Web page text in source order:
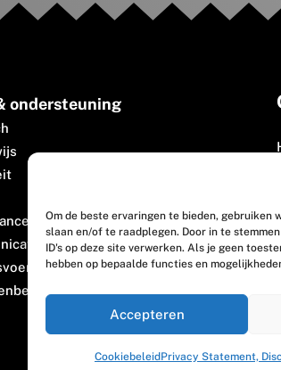
Om de beste ervaringen te bieden,
slaan en/of te raadplegen. Door in te
ID's op deze site verwerken. Als je geen
hebben op bepaalde functies en
Accepteren
CookiebeleidPrivacy Statement,
ondersteuning